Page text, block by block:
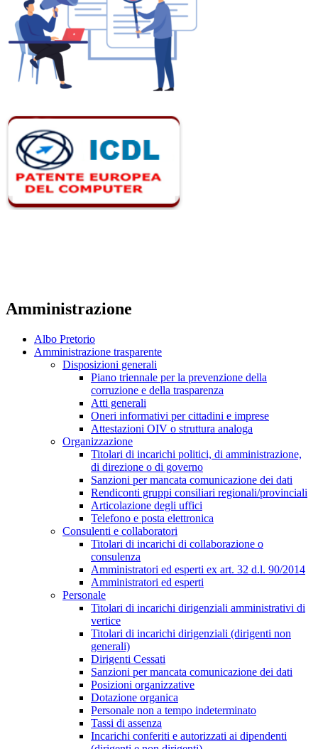
Amministrazione
Albo Pretorio
Amministrazione trasparente
Disposizioni generali
Piano triennale per la prevenzione della
corruzione e della trasparenza
Atti generali
Oneri informativi per cittadini e imprese
Attestazioni OIV o struttura analoga
Organizzazione
Titolari di incarichi politici, di amministrazione,
di direzione o di governo
Sanzioni per mancata comunicazione dei dati
Rendiconti gruppi consiliari regionali/provinciali
Articolazione degli uffici
Telefono e posta elettronica
Consulenti e collaboratori
Titolari di incarichi di collaborazione o
consulenza
Amministratori ed esperti ex art. 32 d.l. 90/2014
Amministratori ed esperti
Personale
Titolari di incarichi dirigenziali amministrativi di
vertice
Titolari di incarichi dirigenziali (dirigenti non
generali)
Dirigenti Cessati
Sanzioni per mancata comunicazione dei dati
Posizioni organizzative
Dotazione organica
Personale non a tempo indeterminato
Tassi di assenza
Incarichi conferiti e autorizzati ai dipendenti